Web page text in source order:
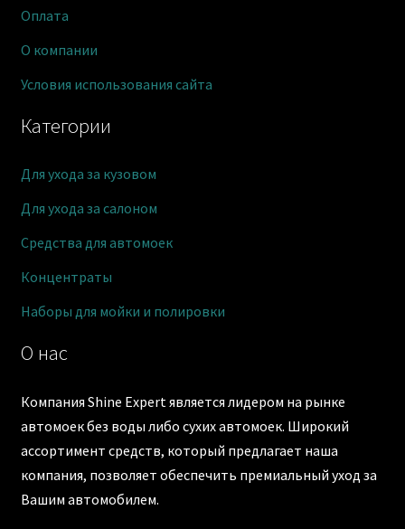
О нас
Компания Shine Expert является лидером на рынке
автомоек без воды либо сухих автомоек. Широкий
ассортимент средств, который предлагает наша
компания, позволяет обеспечить премиальный уход за
Вашим автомобилем.
Категории
Для ухода за кузовом
Для ухода за салоном
Средства для автомоек
Концентраты
Наборы для мойки и полировки
Оплата
О компании
Условия использования сайта